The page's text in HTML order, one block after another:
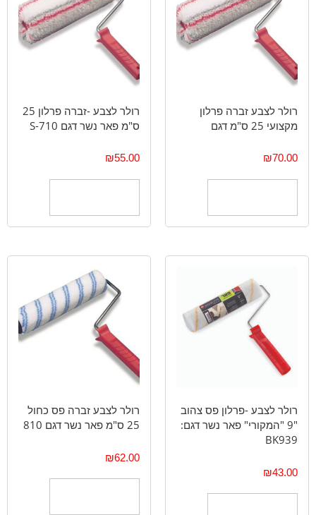
רולר לצבע זברה פרלון
מקצועי 25 ס"מ דגם
₪70.00
רולר לצבע -זברה פרלון 25
ס"מ פאר נשר דגם S-710
₪55.00
רולר לצבע -פרלון פס צהוב
"9 "המקורי" פאר נשר דגם:
BK939
₪43.00
רולר לצבע זברה פס כחול
25 ס"מ פאר נשר דגם 810
₪62.00